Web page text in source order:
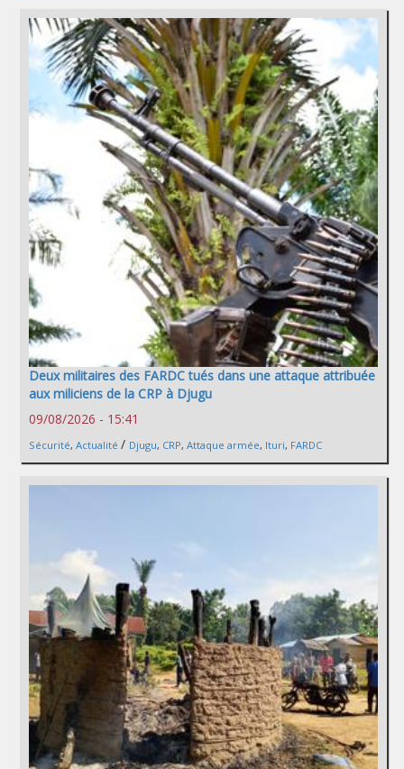
Deux militaires des FARDC tués dans une attaque attribuée
aux miliciens de la CRP à Djugu
09/08/2026 - 15:41
Sécurité, Actualité / Djugu, CRP, Attaque armée, Ituri, FARDC